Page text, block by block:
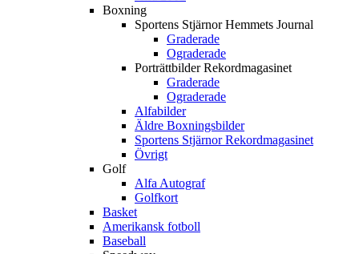
Boxning
Sportens Stjärnor Hemmets Journal
Graderade
Ograderade
Porträttbilder Rekordmagasinet
Graderade
Ograderade
Alfabilder
Äldre Boxningsbilder
Sportens Stjärnor Rekordmagasinet
Övrigt
Golf
Alfa Autograf
Golfkort
Basket
Amerikansk fotboll
Baseball